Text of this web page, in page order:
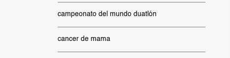
campeonato del mundo duatlón
cancer de mama